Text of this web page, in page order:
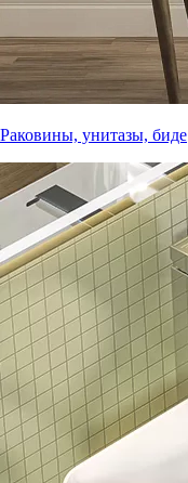
Раковины, унитазы, биде